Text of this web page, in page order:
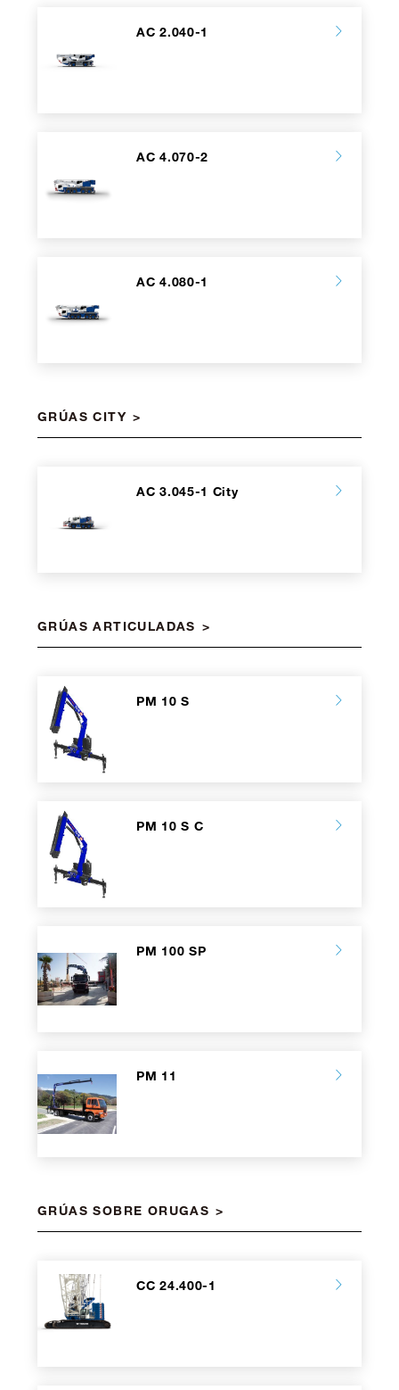
AC 2.040-1
AC 4.070-2
AC 4.080-1
GRÚAS CITY
AC 3.045-1 City
GRÚAS ARTICULADAS
PM 10 S
PM 10 S C
PM 100 SP
PM 11
GRÚAS SOBRE ORUGAS
CC 24.400-1